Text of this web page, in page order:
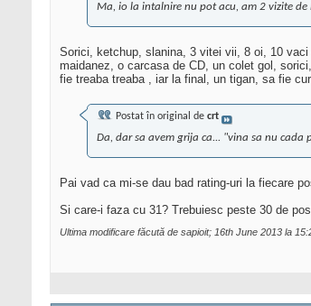
Ma, io la intalnire nu pot acu, am 2 vizite de
Sorici, ketchup, slanina, 3 vitei vii, 8 oi, 10
maidanez, o carcasa de CD, un colet gol,
fie treaba treaba , iar la final, un tigan, sa fie
Postat în original de crt
Da, dar sa avem grija ca... "vina sa nu cada
Pai vad ca mi-se dau bad rating-uri la fiecare
Si care-i faza cu 31? Trebuiesc peste 30 de
Ultima modificare făcută de sapioit; 16th June 2013 la